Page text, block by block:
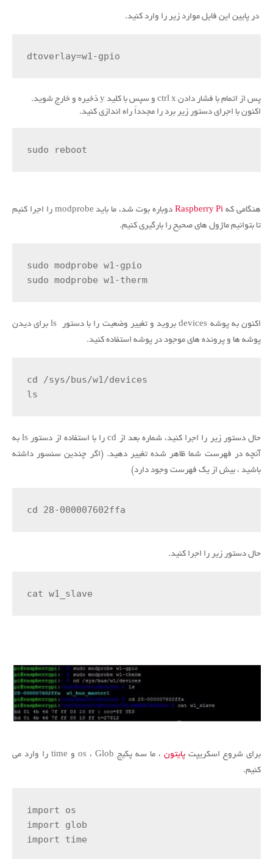
در پایین این فایل موارد زیر را وارد کنید.
dtoverlay=w1-gpio
پس از اتمام با فشار دادن ctrl x و سپس با کلید y ذخیره و خارج شوید.
اکنون با اجرای دستور زیر برد را مجدداً راه اندازی کنید.
sudo reboot
هنگامی که Raspberry Pi
دوباره بوت شد، ما باید modprobe را اجرا کنیم
تا بتوانیم ماژول های صحیح را بارگیری کنیم.
sudo modprobe w1-gpio
sudo modprobe w1-therm
اکنون به پوشه devices بروید و تغییر وضعیت را با دستور ls برای دیدن
پوشه ها و پرونده های موجود در پوشه استفاده کنید.
cd /sys/bus/w1/devices
ls
حال دستور زیر را اجرا کنید، شماره بعد از cd را با استفاده از دستور ls به
آنچه در فهرست شما ظاهر شده تغییر دهید. (اگر چندین سنسور داشته
باشید ، بیش از یک فهرست وجود دارد)
cd 28-000007602ffa
حال دستور زیر را اجرا کنید.
cat w1_slave
برای شروع اسکریپت پایتون
، ما سه پکیج os ، Glob و time را وارد می
کنیم.
import os
import glob
import time